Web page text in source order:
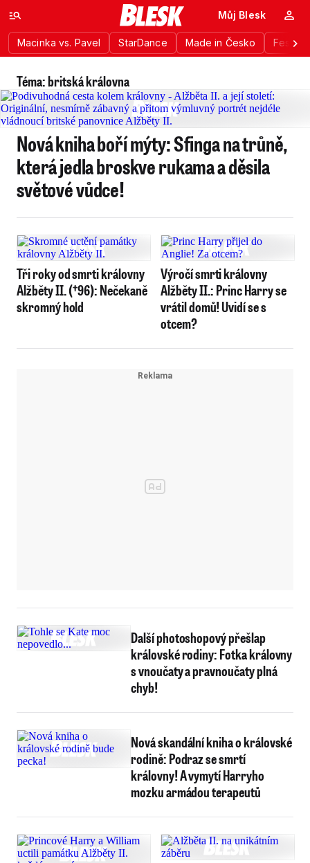
Macinka vs. Pavel StarDance Made in Česko
Můj Blesk
Téma: britská královna
Nová kniha boří mýty: Sfinga na trůně,
která jedla broskve rukama a děsila
světové vůdce!
Tři roky od smrti královny
Alžběty II. (†96): Nečekaně
skromný hold
Výročí smrti královny
Alžběty II.: Princ Harry se
vrátil domů! Uvidí se s
otcem?
Další photoshopový přešlap
královské rodiny: Fotka královny
s vnoučaty a pravnoučaty plná
chyb!
Nová skandální kniha o královské
rodině: Podraz se smrtí
královny! A vymytí Harryho
mozku armádou terapeutů